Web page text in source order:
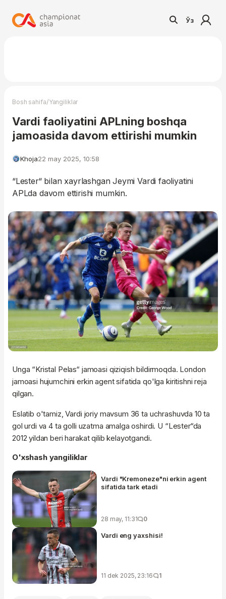
Ўз
Bosh sahifa/Yangiliklar
Vardi faoliyatini APLning boshqa
jamoasida davom ettirishi mumkin
Khoja22 may 2025, 10:58
“Lester“ bilan xayrlashgan Jeymi Vardi faoliyatini
APLda davom ettirishi mumkin.
Unga “Kristal Pelas“ jamoasi qiziqish bildirmoqda. London
jamoasi hujumchini erkin agent sifatida qo'lga kiritishni reja
qilgan.
Eslatib o'tamiz, Vardi joriy mavsum 36 ta uchrashuvda 10 ta
gol urdi va 4 ta golli uzatma amalga oshirdi. U “Lester“da
2012 yildan beri harakat qilib kelayotgandi.
O'xshash yangiliklar
Vardi "Kremoneze"ni erkin agent
sifatida tark etadi
28 may, 11:31 0
Vardi eng yaxshisi!
11 dek 2025, 23:16 1